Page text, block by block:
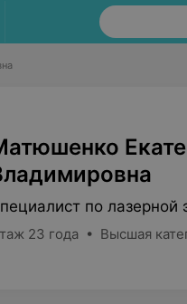
по лазерной
23 года • Высшая